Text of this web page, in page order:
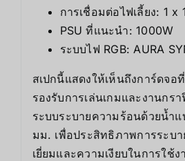
การเชื่อมต่อไฟเลี้ยง: 1 x
PSU ที่แนะนำ: 1000W
ระบบไฟ RGB: AURA
สเปกนี้แสดงให้เห็นถึงการ์ดจ
รองรับการเล่นเกมและงานกร
ระบบระบายความร้อนด้วยน้ำ
มม. เพื่อประสิทธิภาพการระบ
เยี่ยมและความเงียบในการใช้ง